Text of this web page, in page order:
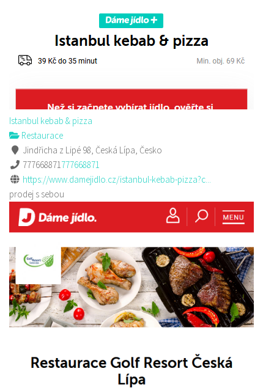
Istanbul kebab & pizza
Restaurace
Jindřicha z Lipé 98, Česká Lípa, Česko
777668871777668871
https://www.damejidlo.cz/istanbul-kebab-pizza?c...
prodej s sebou